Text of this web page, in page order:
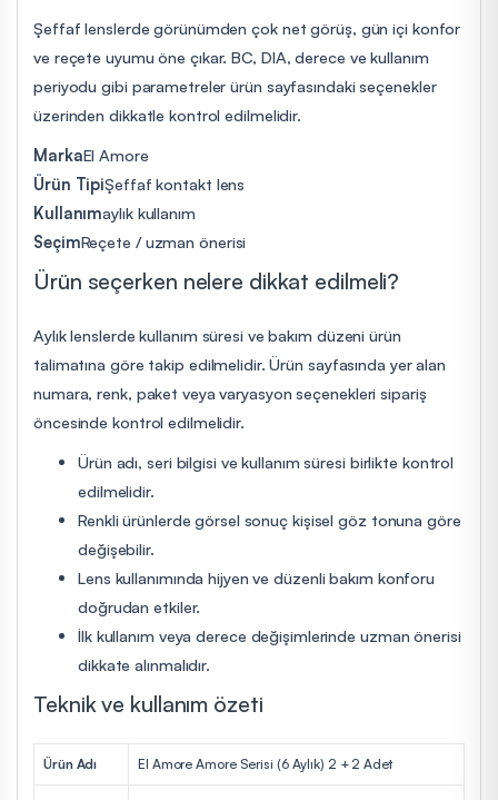
Şeffaf lenslerde görünümden çok net görüş, gün içi konfor
ve reçete uyumu öne çıkar. BC, DIA, derece ve kullanım
periyodu gibi parametreler ürün sayfasındaki seçenekler
üzerinden dikkatle kontrol edilmelidir.
MarkaEl Amore
Ürün TipiŞeffaf kontakt lens
Kullanımaylık kullanım
SeçimReçete / uzman önerisi
Ürün seçerken nelere dikkat edilmeli?
Aylık lenslerde kullanım süresi ve bakım düzeni ürün
talimatına göre takip edilmelidir. Ürün sayfasında yer alan
numara, renk, paket veya varyasyon seçenekleri sipariş
öncesinde kontrol edilmelidir.
Ürün adı, seri bilgisi ve kullanım süresi birlikte kontrol
edilmelidir.
Renkli ürünlerde görsel sonuç kişisel göz tonuna göre
değişebilir.
Lens kullanımında hijyen ve düzenli bakım konforu
doğrudan etkiler.
İlk kullanım veya derece değişimlerinde uzman önerisi
dikkate alınmalıdır.
Teknik ve kullanım özeti
Ürün Adı El Amore Amore Serisi (6 Aylık) 2 + 2 Adet